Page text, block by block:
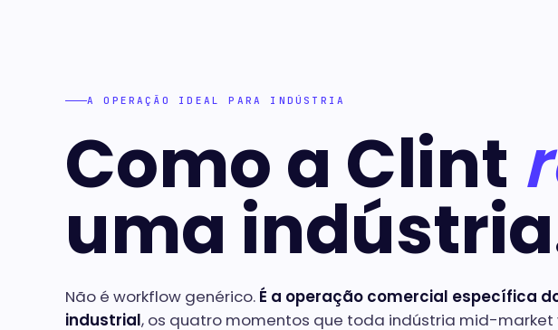
A OPERAÇÃO IDEAL PARA INDÚSTRIA
Como a Clint
uma
Não é workflow genérico. É a operação comercial específica
industrial, os quatro momentos que toda indústria mid-market